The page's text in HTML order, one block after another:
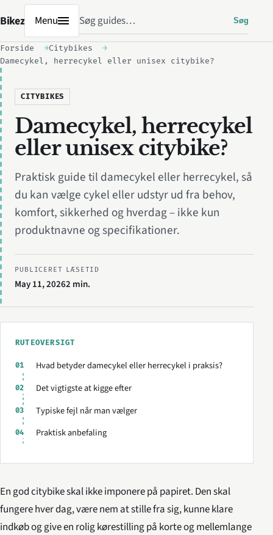
Bikez Søg Søg
Menu
Forside
Citybikes
Damecykel, herrecykel eller unisex citybike?
CITYBIKES
Damecykel, herrecykel
eller unisex citybike?
Praktisk guide til damecykel eller herrecykel, så
du kan vælge cykel eller udstyr ud fra behov,
komfort, sikkerhed og hverdag – ikke kun
produktnavne og specifikationer.
PUBLICERET
May 11, 2026
LÆSETID
2 min.
RUTEOVERSIGT
01 Hvad betyder damecykel eller herrecykel i praksis?
02 Det vigtigste at kigge efter
03 Typiske fejl når man vælger
04 Praktisk anbefaling
En god citybike skal ikke imponere på papiret. Den skal
fungere hver dag, være nem at stille fra sig, kunne klare
indkøb og give en rolig kørestilling på korte og mellemlange